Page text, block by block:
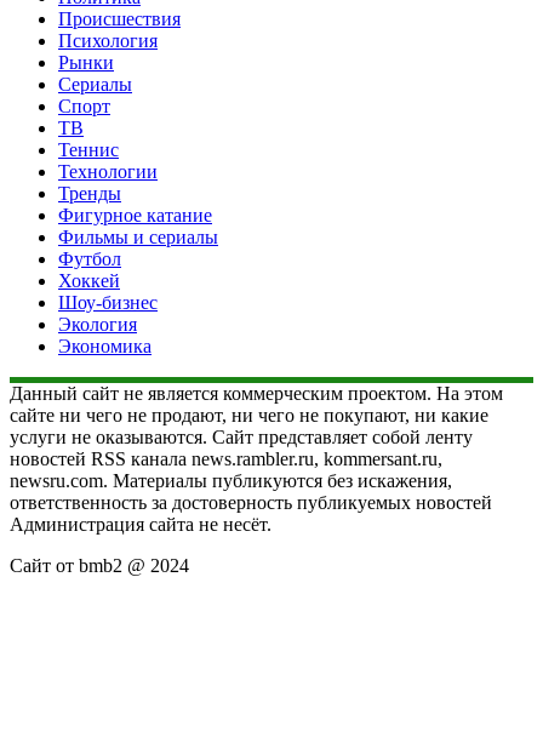
Происшествия
Психология
Рынки
Сериалы
Спорт
ТВ
Теннис
Технологии
Тренды
Фигурное катание
Фильмы и сериалы
Футбол
Хоккей
Шоу-бизнес
Экология
Экономика
Данный сайт не является коммерческим проектом. На этом
сайте ни чего не продают, ни чего не покупают, ни какие
услуги не оказываются. Сайт представляет собой ленту
новостей RSS канала news.rambler.ru, kommersant.ru,
newsru.com. Материалы публикуются без искажения,
ответственность за достоверность публикуемых новостей
Администрация сайта не несёт.
Сайт от bmb2 @ 2024